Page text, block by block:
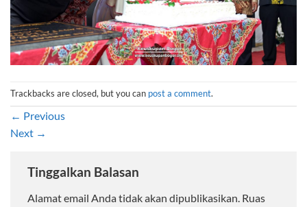
Trackbacks are closed, but you can post a comment.
← Previous
Next →
Tinggalkan Balasan
Alamat email Anda tidak akan dipublikasikan. Ruas